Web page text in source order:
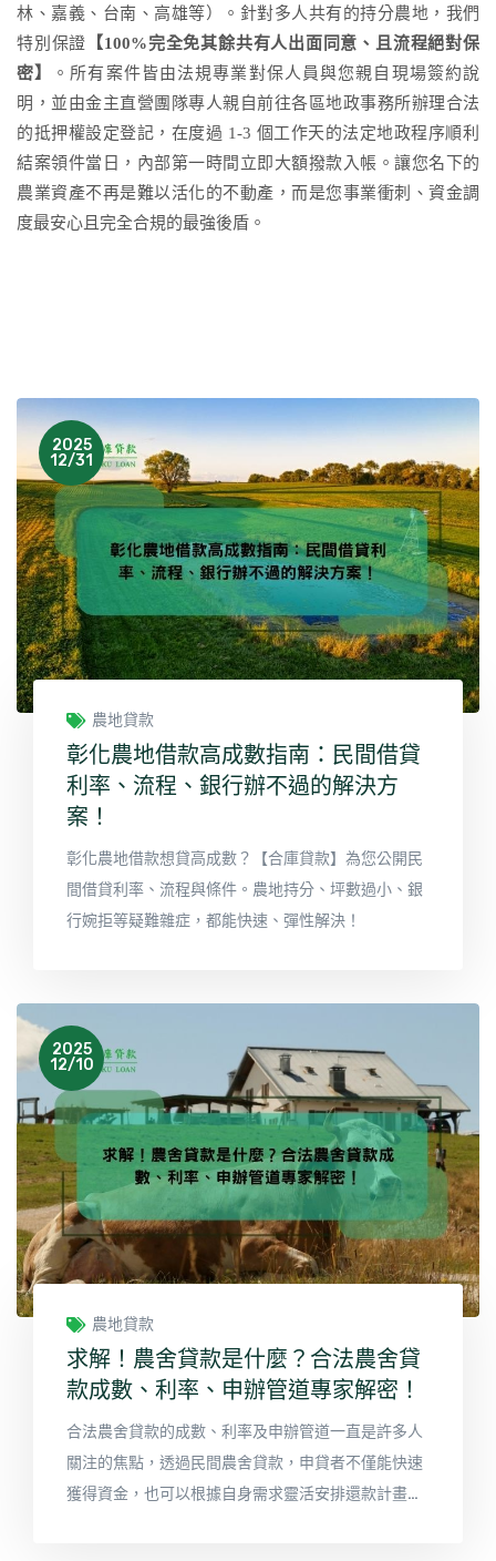
林、嘉義、台南、高雄等）。針對多人共有的持分農地，我們
特別保證 【100%完全免其餘共有人出面同意、且流程絕對保
密】
。所有案件皆由法規專業對保人員與您親自現場簽約說
明，並由金主直營團隊專人親自前往各區地政事務所辦理合法
的抵押權設定登記，在度過 1-3 個工作天的法定地政程序順利
結案領件當日，內部第一時間立即大額撥款入帳。讓您名下的
農業資產不再是難以活化的不動產，而是您事業衝刺、資金調
度最安心且完全合規的最強後盾。
2025
12/31
農地貸款
彰化農地借款高成數指南：民間借貸
利率、流程、銀行辦不過的解決方
案！
彰化農地借款想貸高成數？【合庫貸款】為您公開民
間借貸利率、流程與條件。農地持分、坪數過小、銀
行婉拒等疑難雜症，都能快速、彈性解決！
2025
12/10
農地貸款
求解！農舍貸款是什麼？合法農舍貸
款成數、利率、申辦管道專家解密！
合法農舍貸款的成數、利率及申辦管道一直是許多人
關注的焦點，透過民間農舍貸款，申貸者不僅能快速
獲得資金，也可以根據自身需求靈活安排還款計畫本